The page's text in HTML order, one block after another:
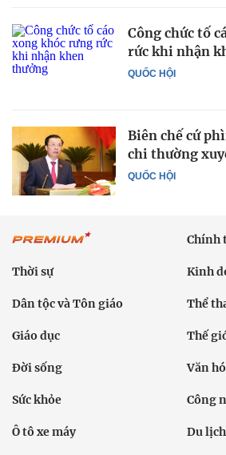
QUỐC HỘI
Công chức tố
rức khi nhận
QUỐC HỘI
Biên chế cứ
chi thường
Chính
Thời sự Kinh
Dân tộc và Tôn giáo Thể
Giáo dục Thế
Đời sống Văn
Sức khỏe Công
Ô tô xe máy Du lịch